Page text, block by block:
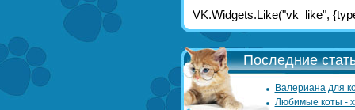
VK.Widgets.Like("vk_like",
Последние
Валериана для
Любимые коты -